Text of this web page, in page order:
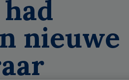
nieuwe